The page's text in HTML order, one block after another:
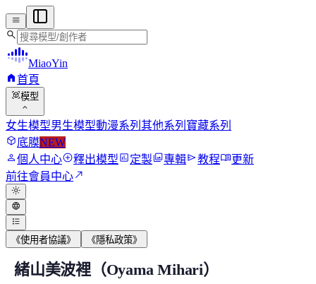
menu
search
MiaoYin
home首頁
view_in_ar模型
expand_more
女生模型男生模型動漫系列 其他系列 寶藏系列
deployed_code底膜NEW
person個人中心add_circle釋出模型assessment定製photo_library專輯send教程menu_book更新
前往會員中心north_east
light_mode
language
format_list_bulleted
《使用者協議》 《隱私政策》
緒山美波裡（Oyama Mihari）
緒山美波裡（Oyama Mihari）